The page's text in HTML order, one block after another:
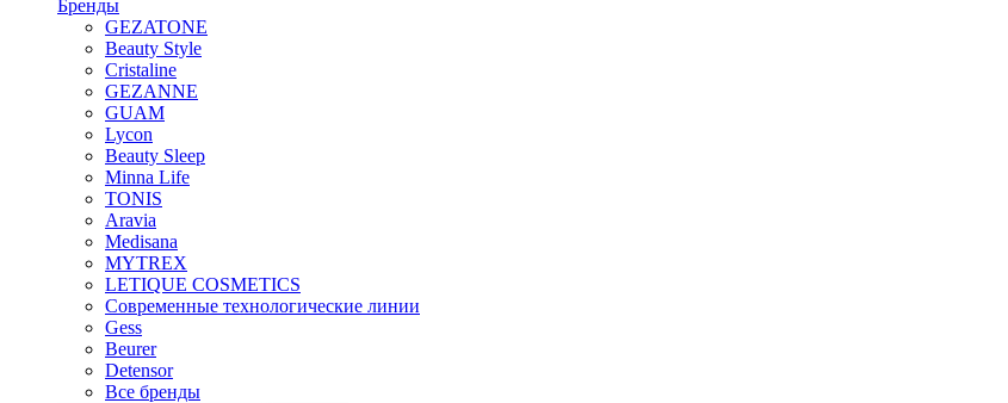
Бренды
GEZATONE
Beauty Style
Cristaline
GEZANNE
GUAM
Lycon
Beauty Sleep
Minna Life
TONIS
Aravia
Medisana
MYTREX
LETIQUE COSMETICS
Современные технологические линии
Gess
Beurer
Detensor
Все бренды